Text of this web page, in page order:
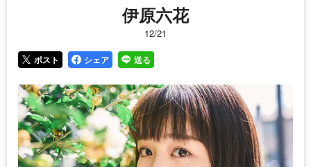
伊原六花
12/21
ポスト シェア 送る